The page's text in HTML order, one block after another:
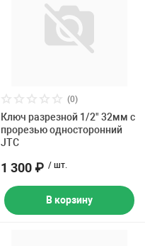
(0)
Ключ разрезной 1/2" 32мм с
прорезью односторонний
JTC
1 300 ₽ / шт.
В корзину